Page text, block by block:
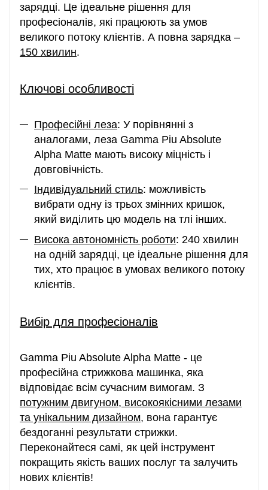
зарядці. Це ідеальне рішення для
професіоналів, які працюють за умов
великого потоку клієнтів. А повна зарядка –
150 хвилин.
Ключові особливості
Професійні леза: У порівнянні з
аналогами, леза Gamma Piu Absolute
Alpha Matte мають високу міцність і
довговічність.
Індивідуальний стиль: можливість
вибрати одну із трьох змінних кришок,
який виділить цю модель на тлі інших.
Висока автономність роботи: 240 хвилин
на одній зарядці, це ідеальне рішення для
тих, хто працює в умовах великого потоку
клієнтів.
Вибір для професіоналів
Gamma Piu Absolute Alpha Matte - це
професійна стрижкова машинка, яка
відповідає всім сучасним вимогам. З
потужним двигуном, високоякісними лезами
та унікальним дизайном, вона гарантує
бездоганні результати стрижки.
Переконайтеся самі, як цей інструмент
покращить якість ваших послуг та залучить
нових клієнтів!